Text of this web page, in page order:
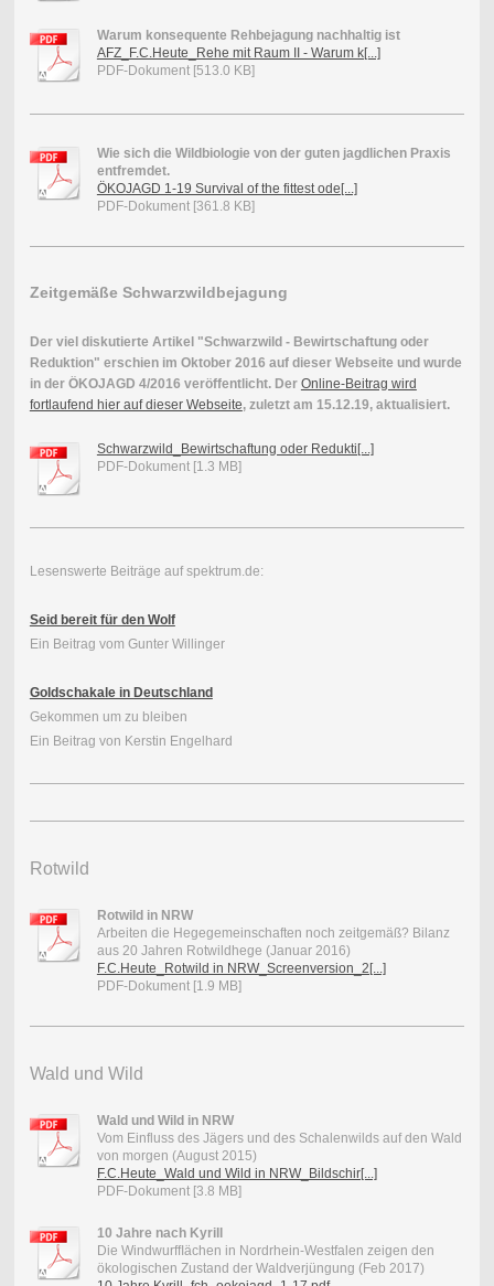
Warum konsequente Rehbejagung nachhaltig ist
AFZ_F.C.Heute_Rehe mit Raum II - Warum k[...]
PDF-Dokument [513.0 KB]
Wie sich die Wildbiologie von der guten jagdlichen Praxis
entfremdet.
ÖKOJAGD 1-19 Survival of the fittest ode[...]
PDF-Dokument [361.8 KB]
Zeitgemäße Schwarzwildbejagung
Der viel diskutierte Artikel "Schwarzwild - Bewirtschaftung oder
Reduktion" erschien im Oktober 2016 auf dieser Webseite und wurde
in der ÖKOJAGD 4/2016 veröffentlicht. Der Online-Beitrag wird
fortlaufend hier auf dieser Webseite, zuletzt am 15.12.19, aktualisiert.
Schwarzwild_Bewirtschaftung oder Redukti[...]
PDF-Dokument [1.3 MB]
Lesenswerte Beiträge auf spektrum.de:
Seid bereit für den Wolf
Ein Beitrag vom Gunter Willinger
Goldschakale in Deutschland
Gekommen um zu bleiben
Ein Beitrag von Kerstin Engelhard
Rotwild
Rotwild in NRW
Arbeiten die Hegegemeinschaften noch zeitgemäß? Bilanz
aus 20 Jahren Rotwildhege (Januar 2016)
F.C.Heute_Rotwild in NRW_Screenversion_2[...]
PDF-Dokument [1.9 MB]
Wald und Wild
Wald und Wild in NRW
Vom Einfluss des Jägers und des Schalenwilds auf den Wald
von morgen (August 2015)
F.C.Heute_Wald und Wild in NRW_Bildschir[...]
PDF-Dokument [3.8 MB]
10 Jahre nach Kyrill
Die Windwurfﬂächen in Nordrhein-Westfalen zeigen den
ökologischen Zustand der Waldverjüngung (Feb 2017)